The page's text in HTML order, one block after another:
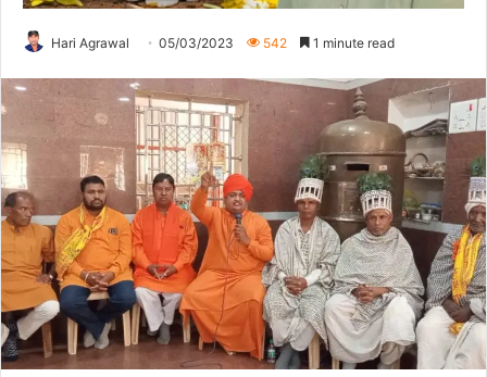
Hari Agrawal 05/03/2023 542 1 minute read